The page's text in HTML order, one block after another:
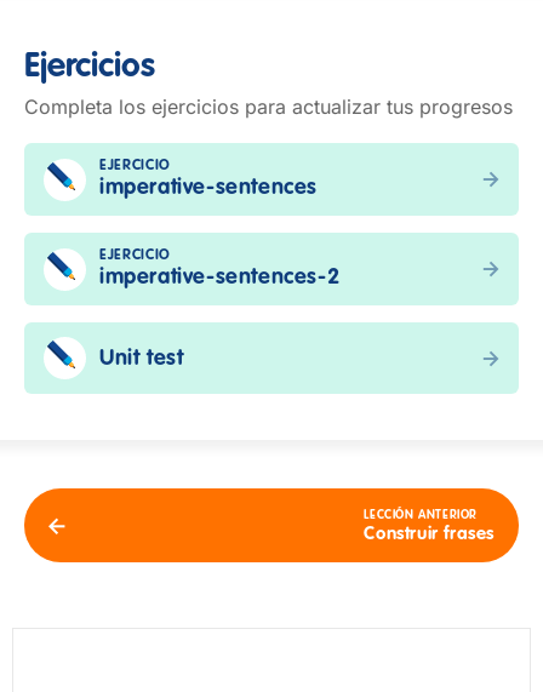
Ejercicios
Completa los ejercicios para actualizar tus progresos
EJERCICIO
imperative-sentences
EJERCICIO
imperative-sentences-2
Unit test
LECCIÓN ANTERIOR
Construir frases